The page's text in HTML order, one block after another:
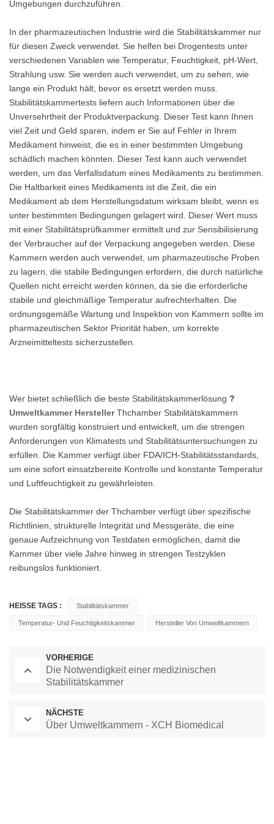
Umgebungen durchzuführen.
In der pharmazeutischen Industrie wird die Stabilitätskammer nur
für diesen Zweck verwendet. Sie helfen bei Drogentests unter
verschiedenen Variablen wie Temperatur, Feuchtigkeit, pH-Wert,
Strahlung usw. Sie werden auch verwendet, um zu sehen, wie
lange ein Produkt hält, bevor es ersetzt werden muss.
Stabilitätskammertests liefern auch Informationen über die
Unversehrtheit der Produktverpackung. Dieser Test kann Ihnen
viel Zeit und Geld sparen, indem er Sie auf Fehler in Ihrem
Medikament hinweist, die es in einer bestimmten Umgebung
schädlich machen könnten. Dieser Test kann auch verwendet
werden, um das Verfallsdatum eines Medikaments zu bestimmen.
Die Haltbarkeit eines Medikaments ist die Zeit, die ein
Medikament ab dem Herstellungsdatum wirksam bleibt, wenn es
unter bestimmten Bedingungen gelagert wird. Dieser Wert muss
mit einer Stabilitätsprüfkammer ermittelt und zur Sensibilisierung
der Verbraucher auf der Verpackung angegeben werden. Diese
Kammern werden auch verwendet, um pharmazeutische Proben
zu lagern, die stabile Bedingungen erfordern, die durch natürliche
Quellen nicht erreicht werden können, da sie die erforderliche
stabile und gleichmäßige Temperatur aufrechterhalten. Die
ordnungsgemäße Wartung und Inspektion von Kammern sollte im
pharmazeutischen Sektor Priorität haben, um korrekte
Arzneimitteltests sicherzustellen.
Wer bietet schließlich die beste Stabilitätskammerlösung ?
Umweltkammer HerstellerThchamber Stabilitätskammern
wurden sorgfältig konstruiert und entwickelt, um die strengen
Anforderungen von Klimatests und Stabilitätsuntersuchungen zu
erfüllen. Die Kammer verfügt über FDA/ICH-Stabilitätsstandards,
um eine sofort einsatzbereite Kontrolle und konstante Temperatur
und Luftfeuchtigkeit zu gewährleisten.
Die Stabilitätskammer der Thchamber verfügt über spezifische
Richtlinien, strukturelle Integrität und Messgeräte, die eine
genaue Aufzeichnung von Testdaten ermöglichen, damit die
Kammer über viele Jahre hinweg in strengen Testzyklen
reibungslos funktioniert.
HEISSE TAGS : Stabilitätskammer
Temperatur- Und Feuchtigkeitskammer Hersteller Von Umweltkammern
VORHERIGE
Die Notwendigkeit einer medizinischen
Stabilitätskammer
NÄCHSTE
Über Umweltkammern - XCH Biomedical